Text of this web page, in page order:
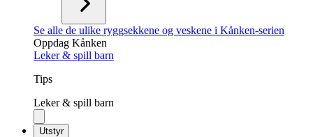
Se alle de ulike ryggsekkene og veskene i Kånken-serien
Oppdag Kånken
Leker & spill barn
Tips
Leker & spill barn
Utstyr